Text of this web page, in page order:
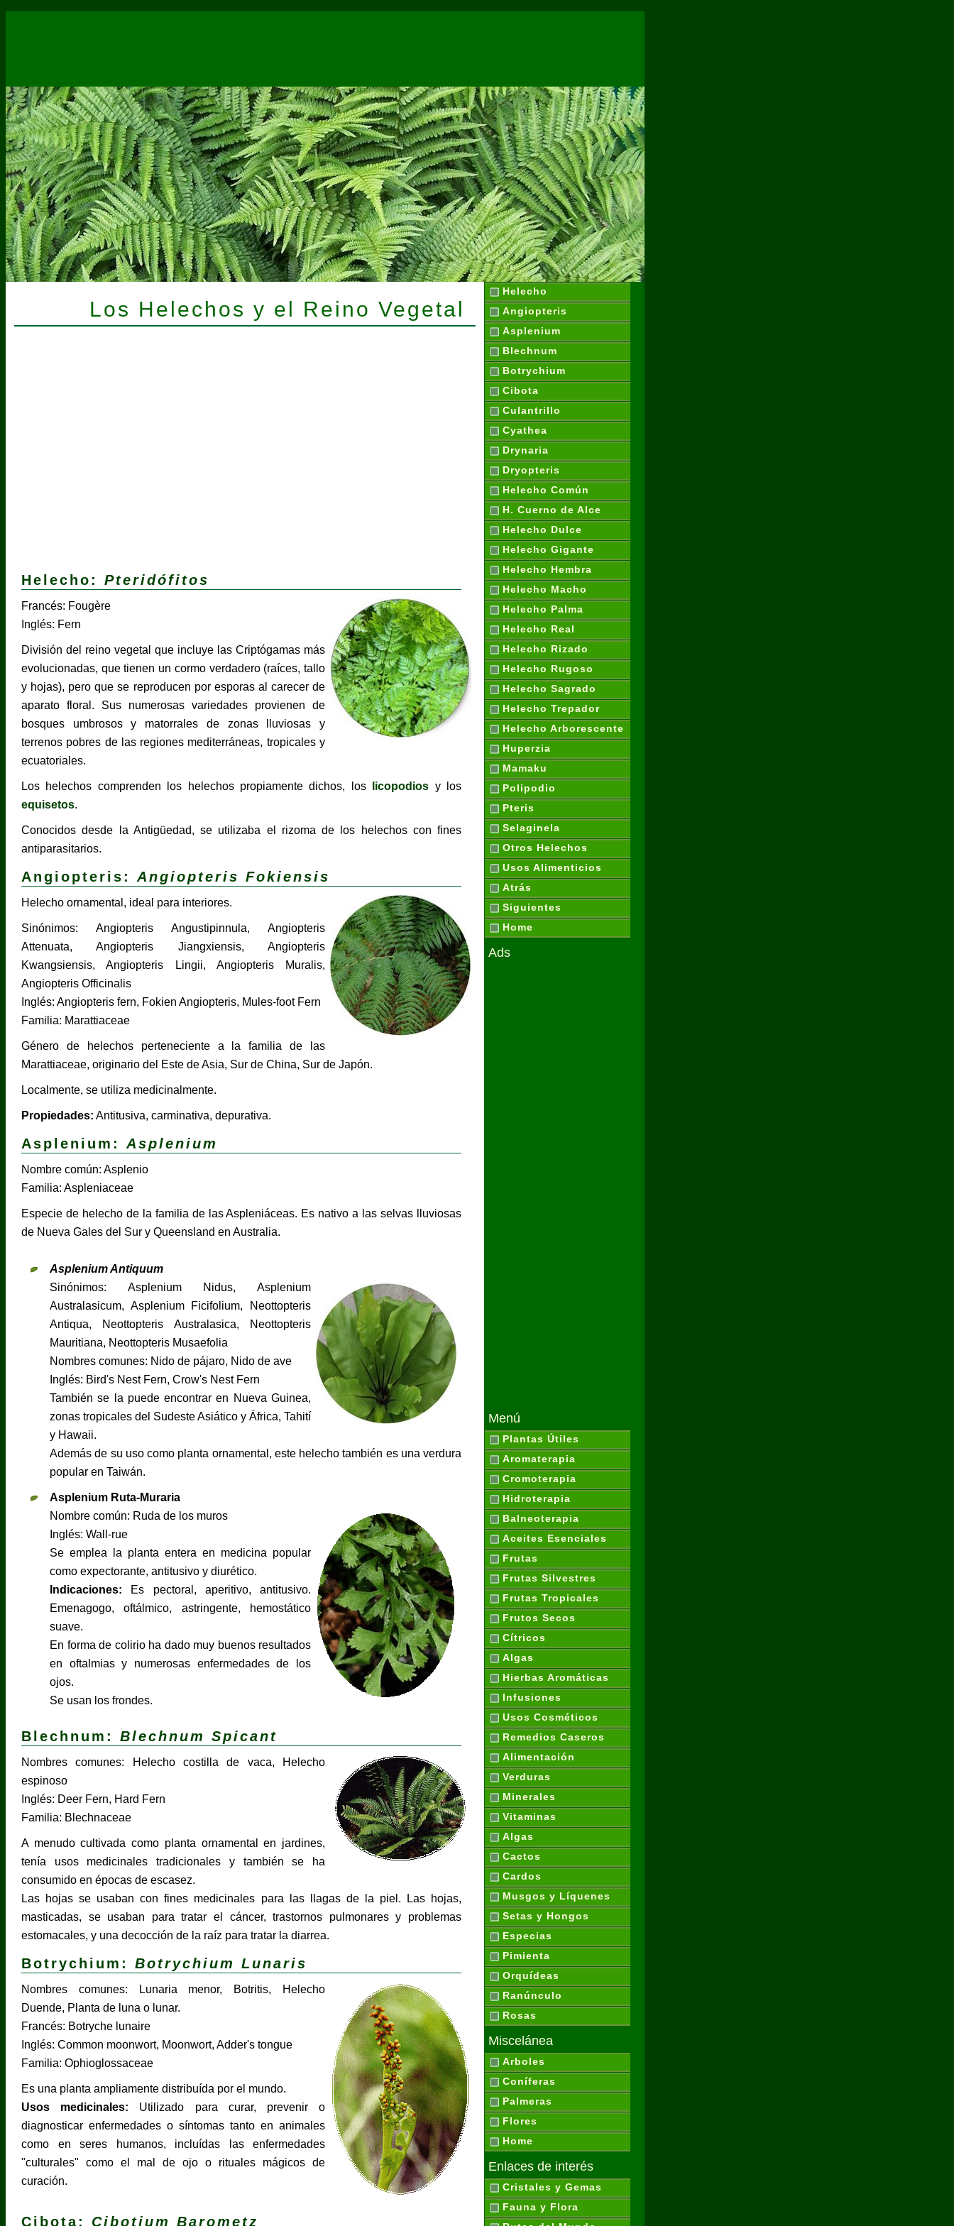
Helecho
Angiopteris
Asplenium
Blechnum
Botrychium
Cibota
Culantrillo
Cyathea
Drynaria
Dryopteris
Helecho Común
H. Cuerno de Alce
Helecho Dulce
Helecho Gigante
Helecho Hembra
Helecho Macho
Helecho Palma
Helecho Real
Helecho Rizado
Helecho Rugoso
Helecho Sagrado
Helecho Trepador
Helecho Arborescente
Huperzia
Mamaku
Polipodio
Pteris
Selaginela
Otros Helechos
Usos Alimenticios
Atrás
Siguientes
Home
Ads
Menú
Plantas Útiles
Aromaterapia
Cromoterapia
Hidroterapia
Balneoterapia
Aceites Esenciales
Frutas
Frutas Silvestres
Frutas Tropicales
Frutos Secos
Cítricos
Algas
Hierbas Aromáticas
Infusiones
Usos Cosméticos
Remedios Caseros
Alimentación
Verduras
Minerales
Vitaminas
Algas
Cactos
Cardos
Musgos y Líquenes
Setas y Hongos
Especias
Pimienta
Orquídeas
Ranúnculo
Rosas
Miscelánea
Arboles
Coníferas
Palmeras
Flores
Home
Enlaces de interés
Cristales y Gemas
Fauna y Flora
Los Helechos y el Reino Vegetal
Helecho: Pteridófitos
Francés: Fougère
Inglés: Fern
División del reino vegetal que incluye las Criptógamas más
evolucionadas, que tienen un cormo verdadero (raíces, tallo
y hojas), pero que se reproducen por esporas al carecer de
aparato floral. Sus numerosas variedades provienen de
bosques umbrosos y matorrales de zonas lluviosas y
terrenos pobres de las regiones mediterráneas, tropicales y
ecuatoriales.
Los helechos comprenden los helechos propiamente dichos, los licopodios y los
equisetos.
Conocidos desde la Antigüedad, se utilizaba el rizoma de los helechos con fines
antiparasitarios.
Angiopteris: Angiopteris Fokiensis
Helecho ornamental, ideal para interiores.
Sinónimos: Angiopteris Angustipinnula, Angiopteris
Attenuata, Angiopteris Jiangxiensis, Angiopteris
Kwangsiensis, Angiopteris Lingii, Angiopteris Muralis,
Angiopteris Officinalis
Inglés: Angiopteris fern, Fokien Angiopteris, Mules-foot Fern
Familia: Marattiaceae
Género de helechos perteneciente a la familia de las
Marattiaceae, originario del Este de Asia, Sur de China, Sur de Japón.
Localmente, se utiliza medicinalmente.
Propiedades: Antitusiva, carminativa, depurativa.
Asplenium: Asplenium
Nombre común: Asplenio
Familia: Aspleniaceae
Especie de helecho de la familia de las Aspleniáceas. Es nativo a las selvas lluviosas
de Nueva Gales del Sur y Queensland en Australia.
Asplenium Antiquum
Sinónimos: Asplenium Nidus, Asplenium
Australasicum, Asplenium Ficifolium, Neottopteris
Antiqua, Neottopteris Australasica, Neottopteris
Mauritiana, Neottopteris Musaefolia
Nombres comunes: Nido de pájaro, Nido de ave
Inglés: Bird's Nest Fern, Crow's Nest Fern
También se la puede encontrar en Nueva Guinea,
zonas tropicales del Sudeste Asiático y África, Tahití
y Hawaii.
Además de su uso como planta ornamental, este helecho también es una verdura
popular en Taiwán.
Asplenium Ruta-Muraria
Nombre común: Ruda de los muros
Inglés: Wall-rue
Se emplea la planta entera en medicina popular
como expectorante, antitusivo y diurético.
Indicaciones: Es pectoral, aperitivo, antitusivo.
Emenagogo, oftálmico, astringente, hemostático
suave.
En forma de colirio ha dado muy buenos resultados
en oftalmias y numerosas enfermedades de los
ojos.
Se usan los frondes.
Blechnum: Blechnum Spicant
Nombres comunes: Helecho costilla de vaca, Helecho
espinoso
Inglés: Deer Fern, Hard Fern
Familia: Blechnaceae
A menudo cultivada como planta ornamental en jardines,
tenía usos medicinales tradicionales y también se ha
consumido en épocas de escasez.
Las hojas se usaban con fines medicinales para las llagas de la piel. Las hojas,
masticadas, se usaban para tratar el cáncer, trastornos pulmonares y problemas
estomacales, y una decocción de la raíz para tratar la diarrea.
Botrychium: Botrychium Lunaris
Nombres comunes: Lunaria menor, Botritis, Helecho
Duende, Planta de luna o lunar.
Francés: Botryche lunaire
Inglés: Common moonwort, Moonwort, Adder's tongue
Familia: Ophioglossaceae
Es una planta ampliamente distribuída por el mundo.
Usos medicinales: Utilizado para curar, prevenir o
diagnosticar enfermedades o síntomas tanto en animales
como en seres humanos, incluídas las enfermedades
"culturales" como el mal de ojo o rituales mágicos de
curación.
Cibota: Cibotium Barometz